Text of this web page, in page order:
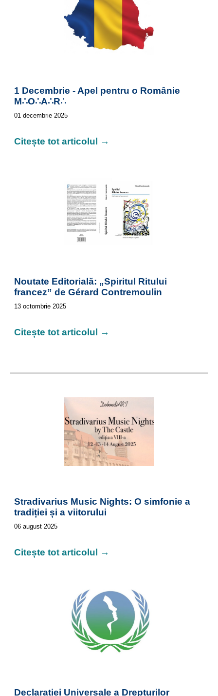
1 Decembrie - Apel pentru o Românie
M∴O∴A∴R∴
01 decembrie 2025
Citește tot articolul →
Noutate Editorială: „Spiritul Ritului
francez” de Gérard Contremoulin
13 octombrie 2025
Citește tot articolul →
Stradivarius Music Nights: O simfonie a
tradiției și a viitorului
06 august 2025
Citește tot articolul →
Declarației Universale a Drepturilor